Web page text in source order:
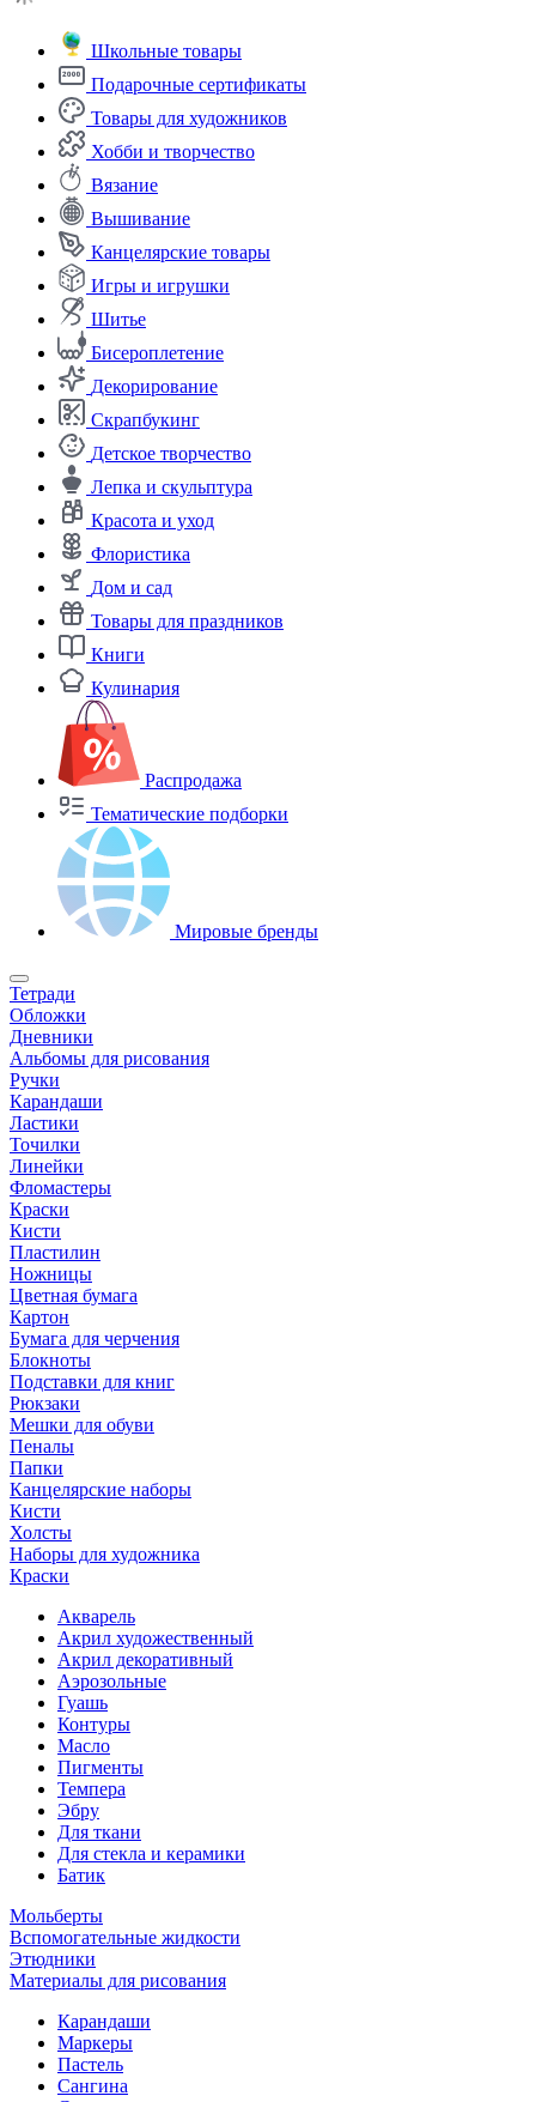
Школьные товары
Подарочные сертификаты
Товары для художников
Хобби и творчество
Вязание
Вышивание
Канцелярские товары
Игры и игрушки
Шитье
Бисероплетение
Декорирование
Скрапбукинг
Детское творчество
Лепка и скульптура
Красота и уход
Флористика
Дом и сад
Товары для праздников
Книги
Кулинария
Распродажа
Тематические подборки
Мировые бренды
Тетради
Обложки
Дневники
Альбомы для рисования
Ручки
Карандаши
Ластики
Точилки
Линейки
Фломастеры
Краски
Кисти
Пластилин
Ножницы
Цветная бумага
Картон
Бумага для черчения
Блокноты
Подставки для книг
Рюкзаки
Мешки для обуви
Пеналы
Папки
Канцелярские наборы
Кисти
Холсты
Наборы для художника
Краски
Акварель
Акрил художественный
Акрил декоративный
Аэрозольные
Гуашь
Контуры
Масло
Пигменты
Темпера
Эбру
Для ткани
Для стекла и керамики
Батик
Мольберты
Вспомогательные жидкости
Этюдники
Материалы для рисования
Карандаши
Маркеры
Пастель
Сангина